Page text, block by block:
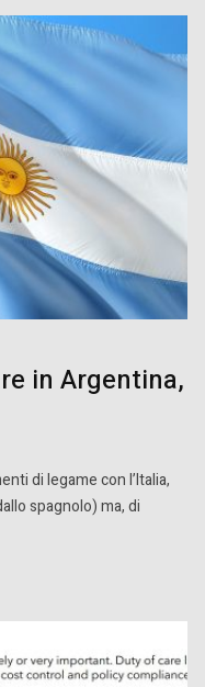
in Argentina,
di legame con l’Italia,
spagnolo) ma, di